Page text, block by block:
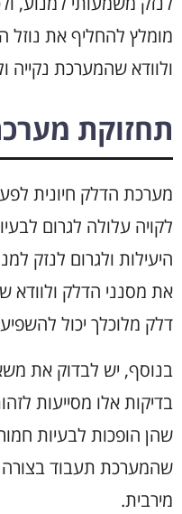
מומלץ להחליף את נוזל
ולוודא שהמערכת נקייה
תחזוקת
מערכת הדלק חיונית
לקויה עלולה לגרום
היעילות ולגרום לנזק
את מסנני הדלק ולוודא
דלק מלוכלך יכול
בנוסף, יש לבדוק את
בדיקות אלו מסייעות
שהן הופכות לבעיות
שהמערכת תעבוד בצורה
מירבית.